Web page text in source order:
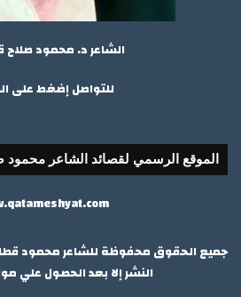
الشاعر د. محمود
للتواصل إضغط على
الموقع الرسمي لقصائد الشاعر
جميع الحقوق محفوظة للشاعر محمود
النشر إلا بعد الحصول علي